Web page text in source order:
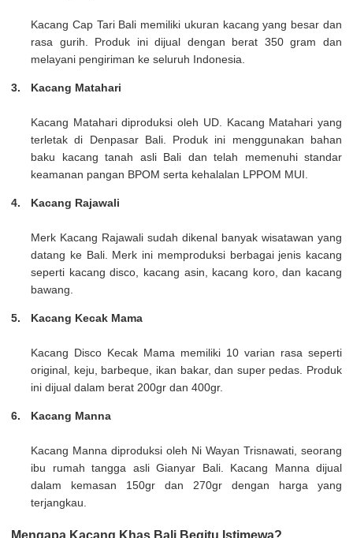
Kacang Cap Tari Bali memiliki ukuran kacang yang besar dan
rasa gurih. Produk ini dijual dengan berat 350 gram dan
melayani pengiriman ke seluruh Indonesia.
Kacang Matahari
Kacang Matahari diproduksi oleh UD. Kacang Matahari yang
terletak di Denpasar Bali. Produk ini menggunakan bahan
baku kacang tanah asli Bali dan telah memenuhi standar
keamanan pangan BPOM serta kehalalan LPPOM MUI.
Kacang Rajawali
Merk Kacang Rajawali sudah dikenal banyak wisatawan yang
datang ke Bali. Merk ini memproduksi berbagai jenis kacang
seperti kacang disco, kacang asin, kacang koro, dan kacang
bawang.
Kacang Kecak Mama
Kacang Disco Kecak Mama memiliki 10 varian rasa seperti
original, keju, barbeque, ikan bakar, dan super pedas. Produk
ini dijual dalam berat 200gr dan 400gr.
Kacang Manna
Kacang Manna diproduksi oleh Ni Wayan Trisnawati, seorang
ibu rumah tangga asli Gianyar Bali. Kacang Manna dijual
dalam kemasan 150gr dan 270gr dengan harga yang
terjangkau.
Mengapa Kacang Khas Bali Begitu Istimewa?